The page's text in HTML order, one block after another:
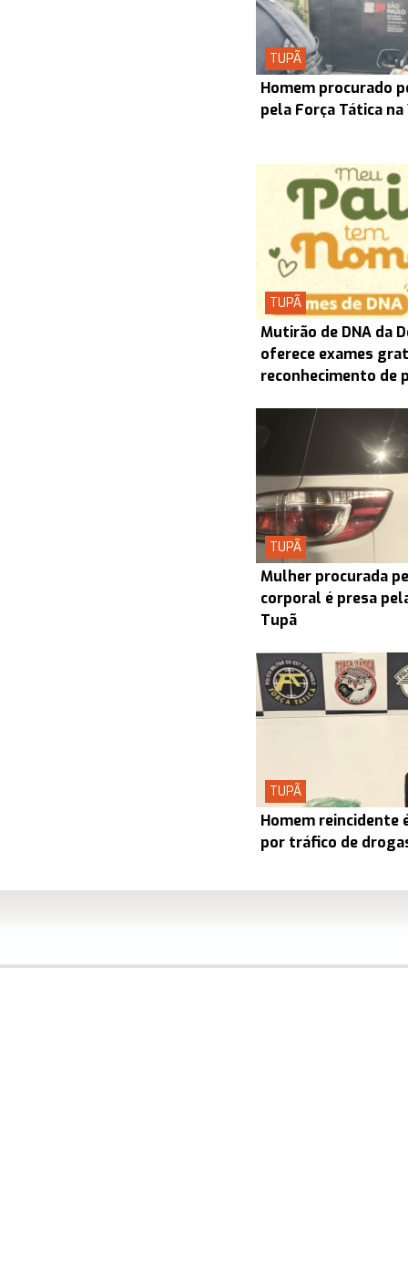
TUPÃ
Homem procurado
pela Força Tática
TUPÃ
Mutirão de DNA da
oferece exames
reconhecimento de
TUPÃ
Mulher procurada
corporal é presa
Tupã
TUPÃ
Homem reincidente
por tráfico de